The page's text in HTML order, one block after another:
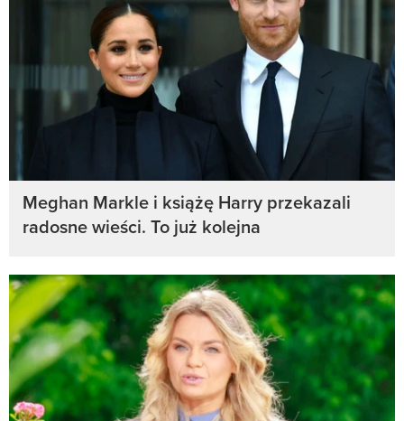
Meghan Markle i książę Harry przekazali
radosne wieści. To już kolejna